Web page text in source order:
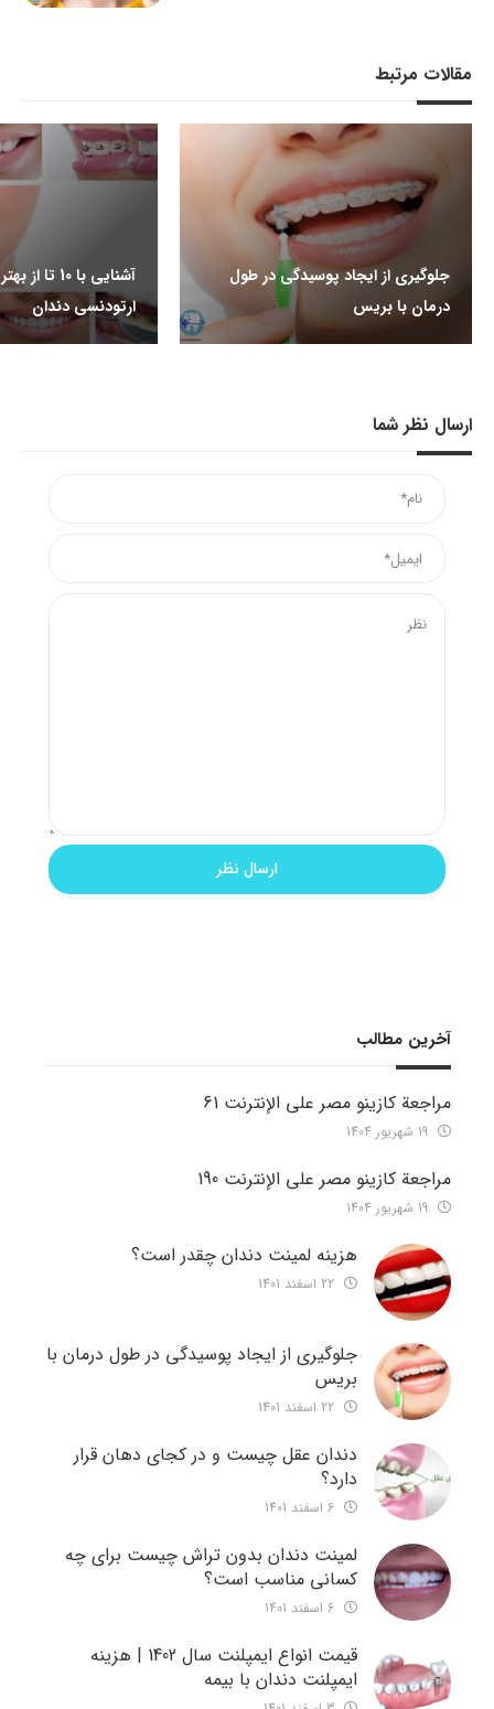
مقالات مرتبط
جلوگیری از ایجاد پوسیدگی در طول
درمان با بریس
آشنایی با 10
ارتودنسی دندان
ارسال نظر شما
آخرین مطالب
مراجعة كازينو مصر على الإنترنت 61
مراجعة كازينو مصر على الإنترنت 190
هزینه لمینت دندان چقدر است؟
جلوگیری از ایجاد پوسیدگی در طول درمان با
بریس
دندان عقل چیست و در کجای دهان قرار
دارد؟
لمینت دندان بدون تراش چیست برای چه
کسانی مناسب است؟
قیمت انواع ایمپلنت سال 1402 | هزینه
ایمپلنت دندان با بیمه